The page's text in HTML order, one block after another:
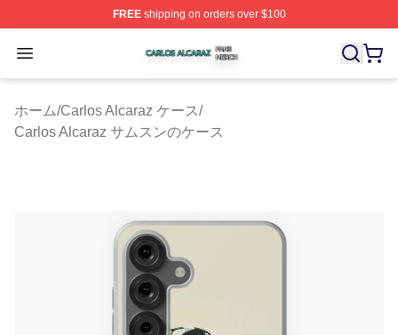
FREEshipping on orders over $100
Open menu
Carlos Alcaraz Shop ⚡️ Officially Licensed Carlos
ホーム/Carlos Alcaraz ケース/
Carlos Alcaraz サムスンのケース